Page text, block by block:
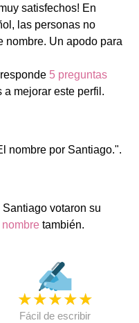
satisfechos! En
las personas no
nombre. Un apodo para
5 preguntas
a mejorar este perfil.
nombre por Santiago.".
votaron su
también.
★★★★★
Fácil de escribir